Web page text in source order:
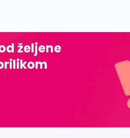
željene